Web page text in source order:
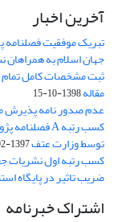
آخرین اخبار
تبریک موفقیت
جهان اسلام به همراهان
ثبت مشخصات کامل تمام
مقاله1398-10-15
عدم صدور نامه پذیرش
توسط وزارت عتف1397-02-03
کسب رتبه اول نشریات
ضریب تاثیر در پایگاه
اشتراک خبرنامه